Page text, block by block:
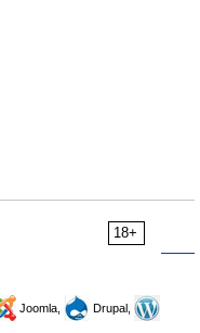
18+
Joomla,
Drupal,